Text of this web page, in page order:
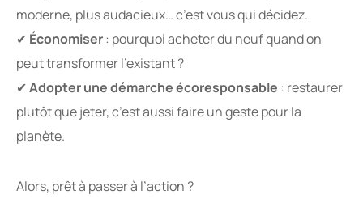
moderne, plus audacieux… c’est vous qui décidez.
✔ Économiser: pourquoi acheter du neuf quand on
peut transformer l’existant ?
✔Adopter une démarche écoresponsable : restaurer
plutôt que jeter, c’est aussi faire un geste pour la
planète.
Alors, prêt à passer à l’action ?